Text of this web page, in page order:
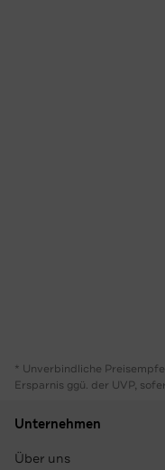
* Unverbindliche
Ersparnis ggü. der UVP,
Unternehmen
Über uns